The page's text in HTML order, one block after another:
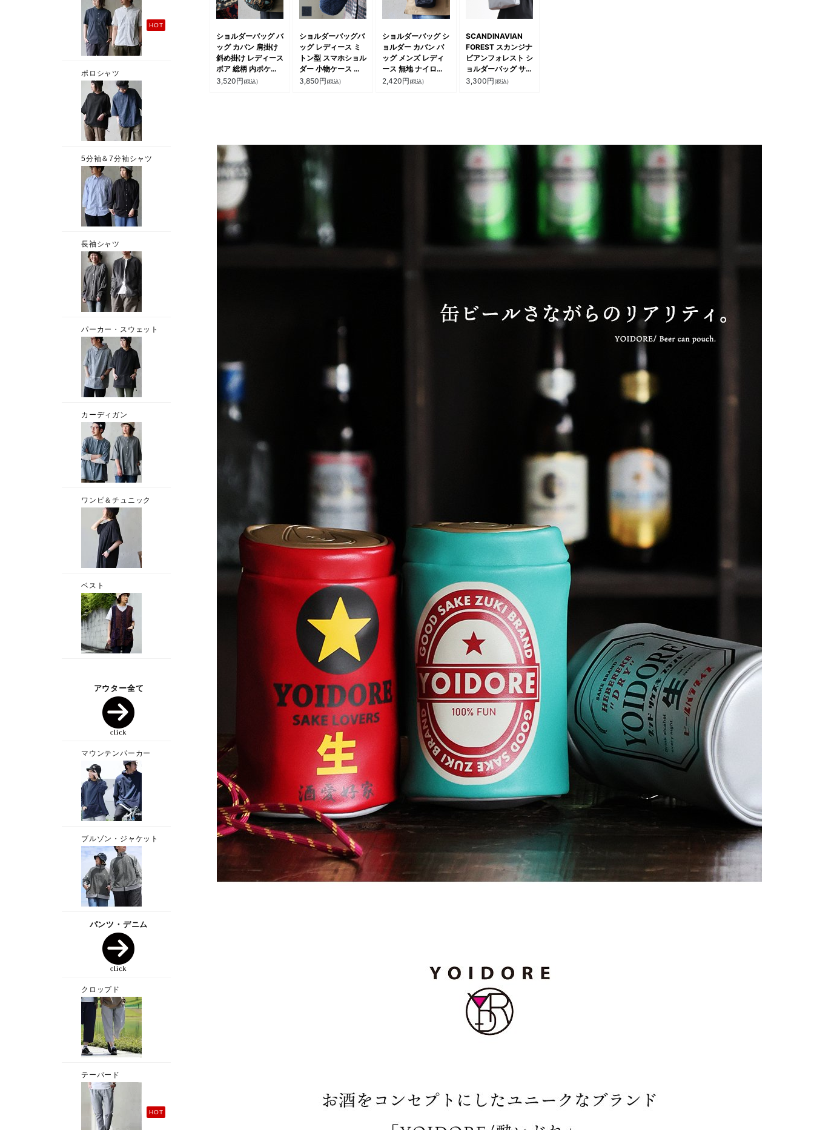
ショルダーバッグ バ
ッグ カバン 肩掛け
斜め掛け レディース
ボア 総柄 内ポケッ
ト付き スナップボタ
3,520円(税込)
ショルダーバッグバ
ッグ レディース ミ
トン型 スマホショル
ダー 小物ケース シ
ープボア 無地 レオ
3,850円(税込)
ショルダーバッグ シ
ョルダー カバン バ
ッグ メンズ レディ
ース 無地 ナイロン
ポリエステル メッシ
2,420円(税込)
SCANDINAVIAN
FOREST スカンジナ
ビアンフォレスト シ
ョルダーバッグ サコ
ッシュ ショルダー
パティ
3,300円(税込)